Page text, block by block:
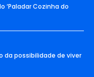
‘Paladar Cozinha do
da possibilidade de viver